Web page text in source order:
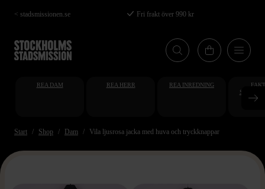
Hoppa
till
huvudinnehåll
< stadsmissionen.se Fri frakt över 990 kr
REA DAM REA HERR REA INREDNING
Start Shop Dam Vila ljusrosa jacka med huva och tryckknappar